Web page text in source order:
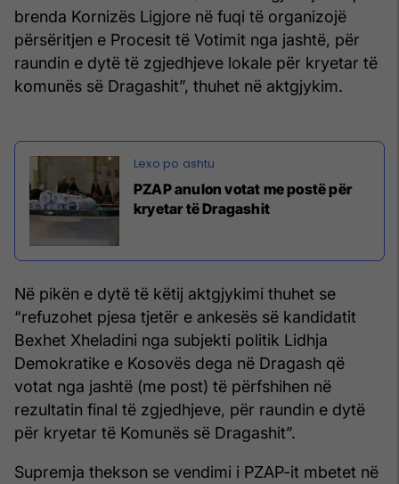
brenda Kornizës Ligjore në fuqi të organizojë
përsëritjen e Procesit të Votimit nga jashtë, për
raundin e dytë të zgjedhjeve lokale për kryetar të
komunës së Dragashit”, thuhet në aktgjykim.
PZAP anulon votat me postë për
kryetar të Dragashit
Në pikën e dytë të këtij aktgjykimi thuhet se
“refuzohet pjesa tjetër e ankesës së kandidatit
Bexhet Xheladini nga subjekti politik Lidhja
Demokratike e Kosovës dega në Dragash që
votat nga jashtë (me post) të përfshihen në
rezultatin final të zgjedhjeve, për raundin e dytë
për kryetar të Komunës së Dragashit”.
Supremja thekson se vendimi i PZAP-it mbetet në